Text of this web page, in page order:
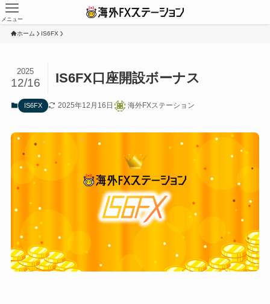
メニュー
ホーム IS6FX
IS6FX口座開設ボーナス
2025
12/16
IS6FX 2025年12月16日 海外FXステーション